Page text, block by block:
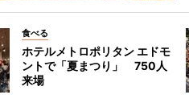
食べる
ホテルメトロポリタン エドモ
ントで「夏まつり」 750人
来場